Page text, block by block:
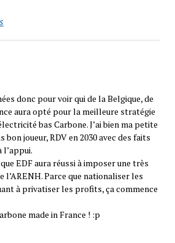
donc pour voir qui de la Belgique, de
aura opté pour la meilleure stratégie
bas Carbone. J’ai bien ma petite
bon joueur, RDV en 2030 avec des faits
EDF aura réussi à imposer une très
l’ARENH. Parce que nationaliser les
à privatiser les profits, ça commence
made in France ! :p